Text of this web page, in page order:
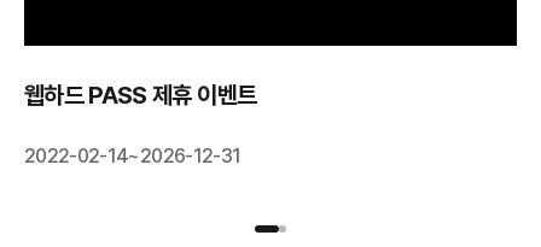
웹하드 PASS 제휴 이벤트
2022-02-14~2026-12-31